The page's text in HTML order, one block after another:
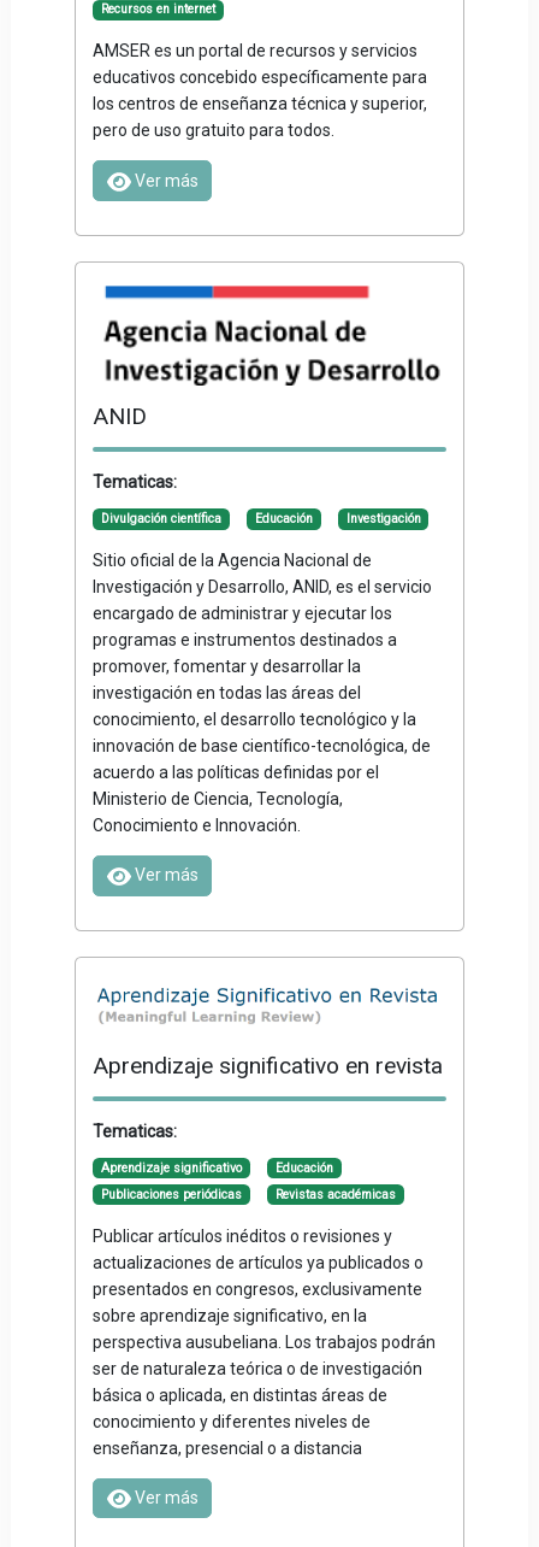
Recursos en internet
AMSER es un portal de recursos y servicios
educativos concebido específicamente para
los centros de enseñanza técnica y superior,
pero de uso gratuito para todos.
Ver más
ANID
Tematicas:
Divulgación científica Educación Investigación
Sitio oficial de la Agencia Nacional de
Investigación y Desarrollo, ANID, es el servicio
encargado de administrar y ejecutar los
programas e instrumentos destinados a
promover, fomentar y desarrollar la
investigación en todas las áreas del
conocimiento, el desarrollo tecnológico y la
innovación de base científico-tecnológica, de
acuerdo a las políticas definidas por el
Ministerio de Ciencia, Tecnología,
Conocimiento e Innovación.
Ver más
Aprendizaje significativo en revista
Tematicas:
Aprendizaje significativo
Educación
Publicaciones periódicas
Revistas académicas
Publicar artículos inéditos o revisiones y
actualizaciones de artículos ya publicados o
presentados en congresos, exclusivamente
sobre aprendizaje significativo, en la
perspectiva ausubeliana. Los trabajos podrán
ser de naturaleza teórica o de investigación
básica o aplicada, en distintas áreas de
conocimiento y diferentes niveles de
enseñanza, presencial o a distancia
Ver más